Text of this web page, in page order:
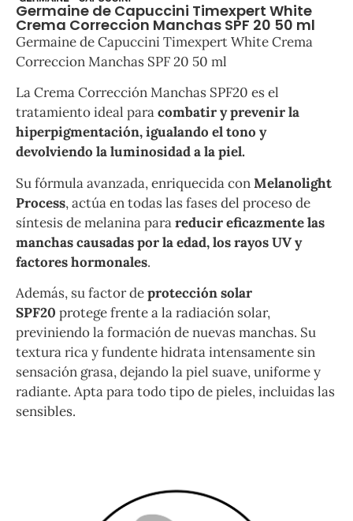
Germaine de Capuccini Timexpert White
Crema Correccion Manchas SPF 20 50 ml
Germaine de Capuccini Timexpert White Crema
Correccion Manchas SPF 20 50 ml
La Crema Corrección Manchas SPF20 es el
tratamiento ideal paracombatir y prevenir la
hiperpigmentación, igualando el tono y
devolviendo la luminosidad a la piel.
Su fórmula avanzada, enriquecida conMelanolight
Process, actúa en todas las fases del proceso de
síntesis de melanina parareducir eficazmente las
manchas causadas por la edad, los rayos UV y
factores hormonales.
Además, su factor deprotección solar
SPF20 protege frente a la radiación solar,
previniendo la formación de nuevas manchas. Su
textura rica y fundente hidrata intensamente sin
sensación grasa, dejando la piel suave, uniforme y
radiante. Apta para todo tipo de pieles, incluidas las
sensibles.